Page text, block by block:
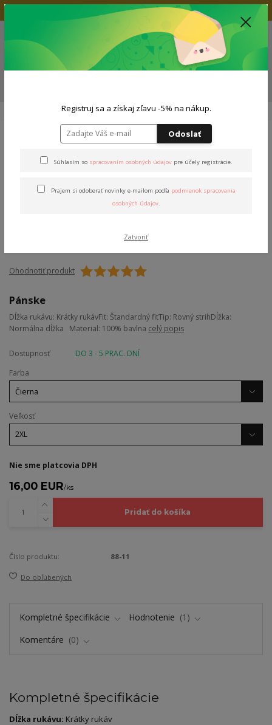
Doprava zadarmo nad 80€
0
0,00 EUR
Pánske tričká Tričko P. Stašák
Tričko P. Stašák
Ohodnotiť produkt
Pánske
Dĺžka rukávu: Krátky rukávFit: Štandardný fitTip: Rovný strihDĺžka:
Normálna dĺžka Material: 100% bavlna celý popis
Dostupnosť
DO 3 - 5 PRAC. DNÍ
Farba
Veľkosť
Nie sme platcovia DPH
16,00 EUR/ks
Pridať do košíka
Číslo produktu: 88-11
Do obľúbených
Kompletné špecifikácie Hodnotenie
1
Komentáre
0
Kompletné špecifikácie
Dĺžka rukávu: Krátky rukáv
Registruj sa a získaj zľavu -5% na nákup.
Odoslať
Súhlasím so spracovaním osobných údajovpre účely registrácie.
Prajem si odoberať novinky e-mailom podľa podmienok spracovania
osobných údajov.
Zatvoriť